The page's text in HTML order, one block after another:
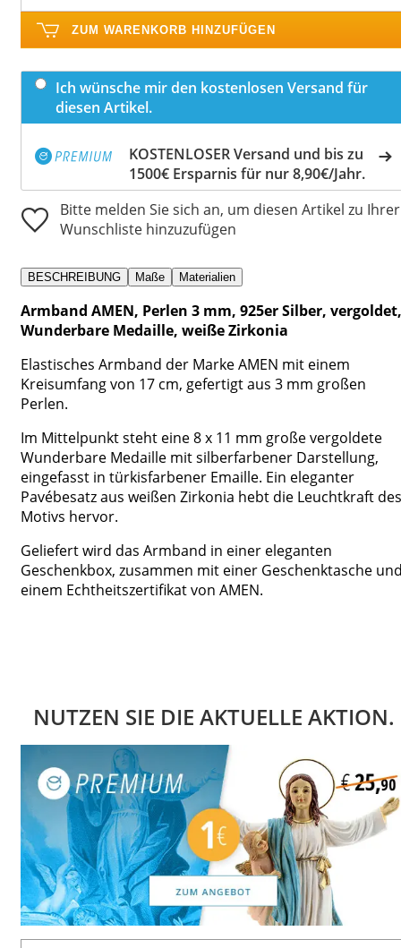
ZUM WARENKORB HINZUFÜGEN
Ich wünsche mir den kostenlosen Versand für
diesen Artikel.
KOSTENLOSER Versand und bis zu
1500€ Ersparnis für nur 8,90€/Jahr.
Bitte melden Sie sich an, um diesen Artikel zu Ihrer
Wunschliste hinzuzufügen
BESCHREIBUNG Maße Materialien
Armband AMEN, Perlen 3 mm, 925er Silber, vergoldet,
Wunderbare Medaille, weiße Zirkonia
Elastisches Armband der Marke AMEN mit einem
Kreisumfang von 17 cm, gefertigt aus 3 mm großen
Perlen.
Im Mittelpunkt steht eine 8 x 11 mm große vergoldete
Wunderbare Medaille mit silberfarbener Darstellung,
eingefasst in türkisfarbener Emaille. Ein eleganter
Pavébesatz aus weißen Zirkonia hebt die Leuchtkraft des
Motivs hervor.
Geliefert wird das Armband in einer eleganten
Geschenkbox, zusammen mit einer Geschenktasche
einem Echtheitszertifikat von AMEN.
NUTZEN SIE DIE AKTUELLE AKTION.